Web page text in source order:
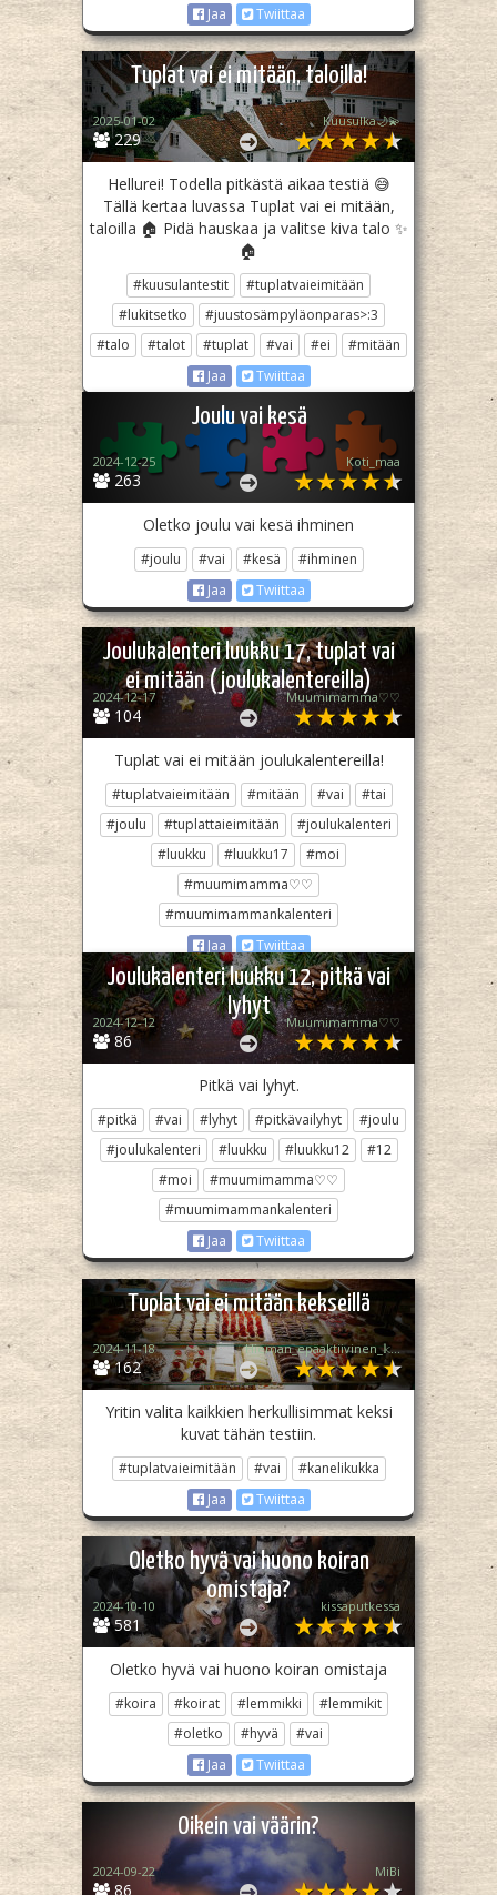
Jaa
Twiittaa
Tuplat vai ei mitään, taloilla!
229
2025-01-02 Kuusulka🌙💫
Hellurei! Todella pitkästä aikaa testiä 😅
Tällä kertaa luvassa Tuplat vai ei mitään,
taloilla 🏠 Pidä hauskaa ja valitse kiva talo ✨️
🏠
#kuusulantestit
#tuplatvaieimitään
#lukitsetko
#juustosämpyläonparas>:3
#talo
#talot #tuplat #vai #ei
#mitään
Jaa
Twiittaa
Joulu vai kesä
263
2024-12-25 Koti_maa
Oletko joulu vai kesä ihminen
#joulu #vai #kesä
#ihminen
Jaa
Twiittaa
Joulukalenteri luukku 17, tuplat vai
ei mitään (joulukalentereilla)
104
2024-12-17 Muumimamma♡♡
Tuplat vai ei mitään joulukalentereilla!
#tuplatvaieimitään #mitään #vai
#tai
#joulu
#tuplattaieimitään
#joulukalenteri
#luukku
#luukku17
#moi
#muumimamma♡♡
#muumimammankalenteri
Jaa
Twiittaa
Joulukalenteri luukku 12, pitkä vai
lyhyt
86
2024-12-12 Muumimamma♡♡
Pitkä vai lyhyt.
#pitkä #vai #lyhyt #pitkävailyhyt
#joulu
#joulukalenteri
#luukku #luukku12
#12
#moi
#muumimamma♡♡
#muumimammankalenteri
Jaa
Twiittaa
Tuplat vai ei mitään kekseillä
162
2024-11-18 Hieman_epäaktiivinen_𝕜𝕒𝕟𝕖𝕝𝕚
Yritin valita kaikkien herkullisimmat keksi
kuvat tähän testiin.
#tuplatvaieimitään #vai
#kanelikukka
Jaa
Twiittaa
Oletko hyvä vai huono koiran
omistaja?
581
2024-10-10 kissaputkessa
Oletko hyvä vai huono koiran omistaja
#koira #koirat #lemmikki
#lemmikit
#oletko
#hyvä
#vai
Jaa
Twiittaa
Oikein vai väärin?
86
2024-09-22 MiBi